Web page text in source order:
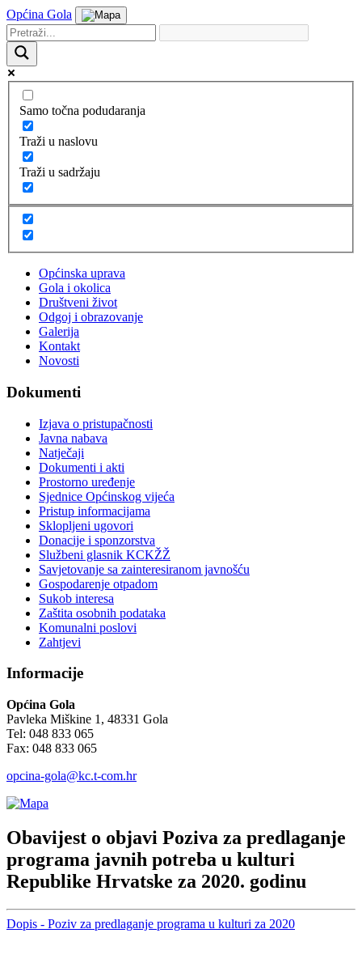
Općina Gola
Samo točna podudaranja
Traži u naslovu
Traži u sadržaju
Općinska uprava
Gola i okolica
Društveni život
Odgoj i obrazovanje
Galerija
Kontakt
Novosti
Dokumenti
Izjava o pristupačnosti
Javna nabava
Natječaji
Dokumenti i akti
Prostorno uređenje
Sjednice Općinskog vijeća
Pristup informacijama
Sklopljeni ugovori
Donacije i sponzorstva
Službeni glasnik KCKŽŽ
Savjetovanje sa zainteresiranom javnošću
Gospodarenje otpadom
Sukob interesa
Zaštita osobnih podataka
Komunalni poslovi
Zahtjevi
Informacije
Općina Gola
Pavleka Miškine 1, 48331 Gola
Tel: 048 833 065
Fax: 048 833 065
opcina-gola@kc.t-com.hr
Obavijest o objavi Poziva za predlaganje
programa javnih potreba u kulturi
Republike Hrvatske za 2020. godinu
Dopis - Poziv za predlaganje programa u kulturi za 2020